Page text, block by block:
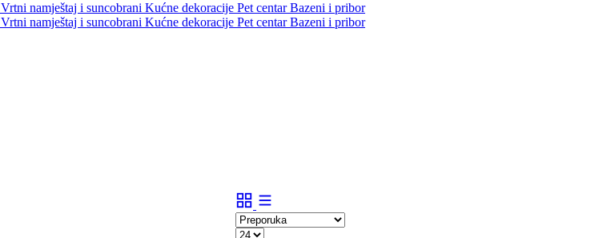
Vrtni namještaj i suncobrani Kućne dekoracije Pet centarBazeni i pribor
Vrtni namještaj i suncobrani Kućne dekoracije Pet centarBazeni i pribor